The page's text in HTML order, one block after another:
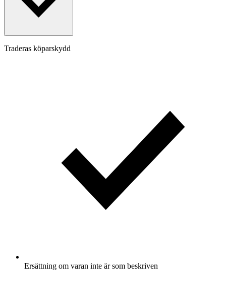
Traderas köparskydd
Ersättning om varan inte är som beskriven